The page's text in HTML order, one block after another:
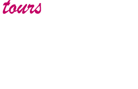
Last Minute